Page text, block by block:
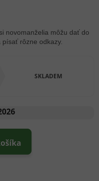
SKLADEM
novomanželia môžu dať do
rôzne odkazy.